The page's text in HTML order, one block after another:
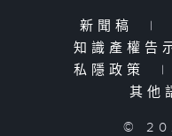
新聞稿 |
知識產權告
私隱政策
|
其他
©